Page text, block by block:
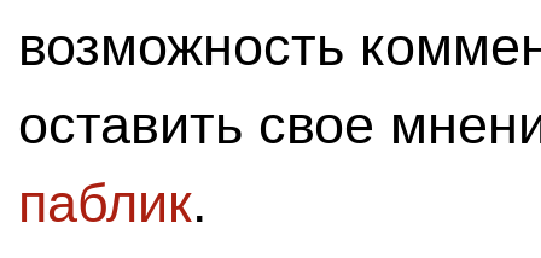
возможность
оставить свое
паблик.